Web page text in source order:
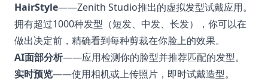
HairStyle——Zenith Studio推出的虚拟发型试戴应用。
拥有超过1000种发型（短发、中发、长发），你可以在
做出决定前，精确看到每种剪裁在你脸上的效果。
AI面部分析——应用检测你的脸型并推荐匹配的发型。
实时预览——使用相机或上传照片，即时试戴造型。